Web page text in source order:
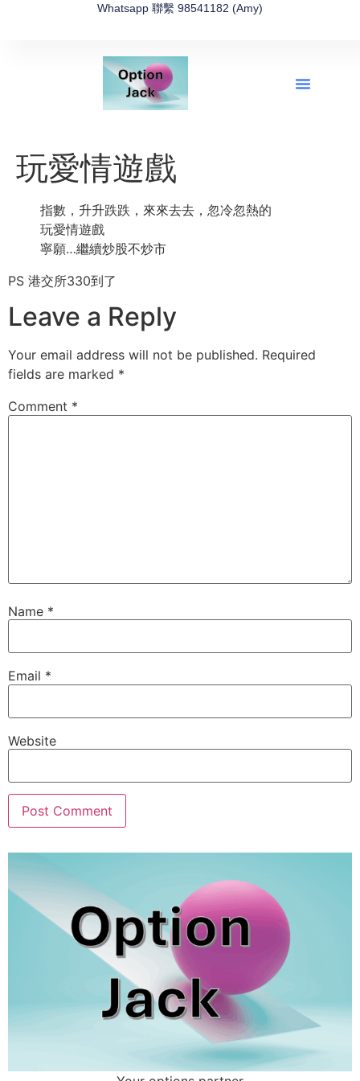
Whatsapp 聯繫 98541182 (Amy)
玩愛情遊戲
指數，升升跌跌，來來去去，忽冷忽熱的
玩愛情遊戲
寧願…繼續炒股不炒市
PS 港交所330到了
Leave a Reply
Your email address will not be published. Required
fields are marked *
Comment *
Name *
Email *
Website